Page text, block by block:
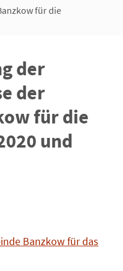
für die
der
der
für die
und
Banzkow für das